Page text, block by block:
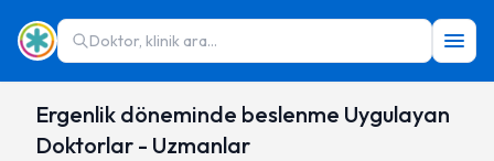
Doktor, klinik ara...
Ergenlik döneminde beslenme Uygulayan
Doktorlar - Uzmanlar